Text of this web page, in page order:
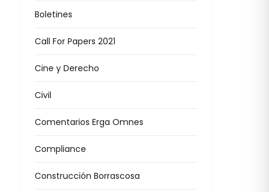
Boletines
Call For Papers 2021
Cine y Derecho
Civil
Comentarios Erga Omnes
Compliance
Construcción Borrascosa